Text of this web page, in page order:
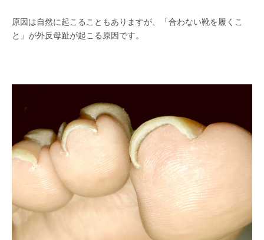
原因は自然に起こることもありますが、「合わない靴を履くこ
と」が外反母趾が起こる原因です。